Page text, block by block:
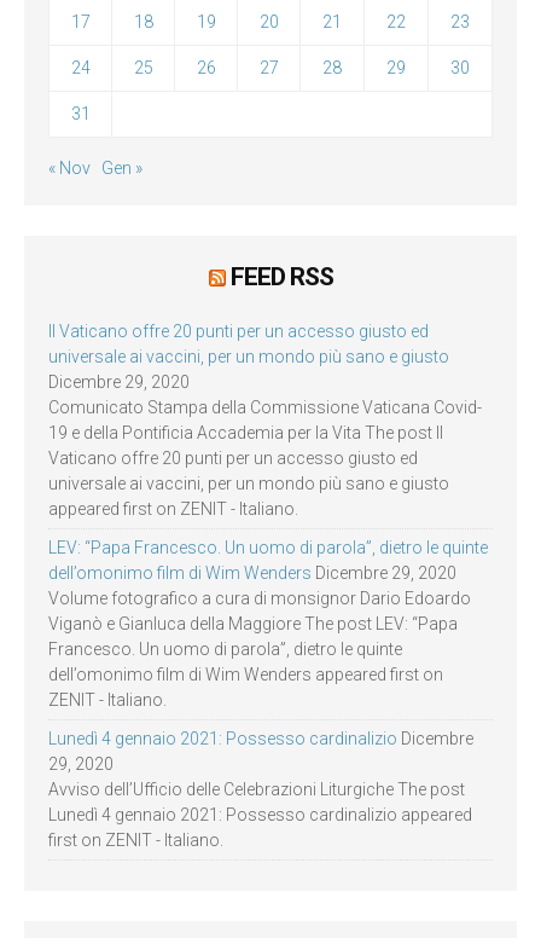
17 18 19 20 21 22 23
24 25 26 27 28 29 30
31
« Nov Gen »
FEED RSS
Il Vaticano offre 20 punti per un accesso giusto ed
universale ai vaccini, per un mondo più sano e giusto
Dicembre 29, 2020
Comunicato Stampa della Commissione Vaticana Covid-
19 e della Pontificia Accademia per la Vita The post Il
Vaticano offre 20 punti per un accesso giusto ed
universale ai vaccini, per un mondo più sano e giusto
appeared first on ZENIT - Italiano.
LEV: “Papa Francesco. Un uomo di parola”, dietro le quinte
dell’omonimo film di Wim Wenders Dicembre 29, 2020
Volume fotografico a cura di monsignor Dario Edoardo
Viganò e Gianluca della Maggiore The post LEV: “Papa
Francesco. Un uomo di parola”, dietro le quinte
dell’omonimo film di Wim Wenders appeared first on
ZENIT - Italiano.
Lunedì 4 gennaio 2021: Possesso cardinalizio Dicembre
29, 2020
Avviso dell’Ufficio delle Celebrazioni Liturgiche The post
Lunedì 4 gennaio 2021: Possesso cardinalizio appeared
first on ZENIT - Italiano.